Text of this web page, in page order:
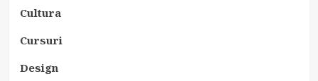
Cultura
Cursuri
Design